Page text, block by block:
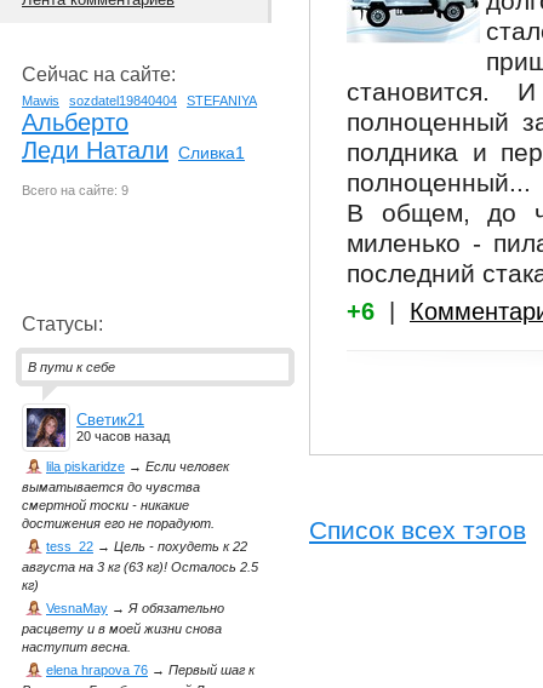
полноценный
полдника и
полноценный...
В общем, до
миленько -
последний
+6
Список всех тэгов
Сейчас на сайте:
Mawis sozdatel19840404 STEFANIYA
Альберто
Леди Натали Сливка1
Всего на сайте: 9
Статусы:
В пути к себе
Светик21
20 часов назад
lila piskaridze → Если человек
выматывается до чувства
смертной тоски - никакие
достижения его не порадуют.
tess_22 → Цель - похудеть к 22
августа на 3 кг (63 кг)! Осталось 2.5
кг)
VesnaMay →Я обязательно
расцвету и в моей жизни снова
наступит весна.
elena hrapova 76 → Первый шаг к